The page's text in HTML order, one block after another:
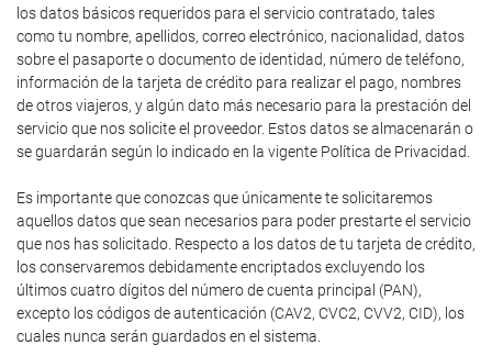
los datos básicos requeridos para el servicio contratado, tales
como tu nombre, apellidos, correo electrónico, nacionalidad, datos
sobre el pasaporte o documento de identidad, número de teléfono,
información de la tarjeta de crédito para realizar el pago, nombres
de otros viajeros, y algún dato más necesario para la prestación del
servicio que nos solicite el proveedor. Estos datos se almacenarán o
se guardarán según lo indicado en la vigente Política de Privacidad.
Es importante que conozcas que únicamente te solicitaremos
aquellos datos que sean necesarios para poder prestarte el servicio
que nos has solicitado. Respecto a los datos de tu tarjeta de crédito,
los conservaremos debidamente encriptados excluyendo los
últimos cuatro dígitos del número de cuenta principal (PAN),
excepto los códigos de autenticación (CAV2, CVC2, CVV2, CID), los
cuales nunca serán guardados en el sistema.